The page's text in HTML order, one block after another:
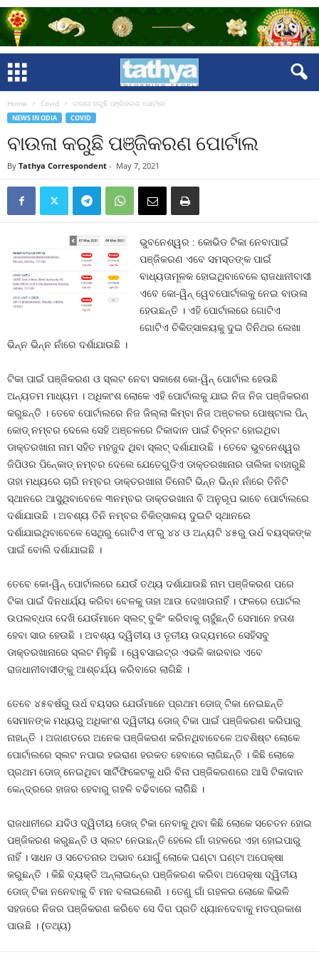
Home Covid ବାଉଳା କରୁଛି ପଞ୍ଜିକରଣ ପୋର୍ଟାଲ
NEWS IN ODIA COVID
ବାଉଳା କରୁଛି ପଞ୍ଜିକରଣ ପୋର୍ଟାଲ
By Tathya Correspondent - May 7, 2021
ଭୁବନେଶ୍ୱର : କୋଭିଡ ଟିକା ନେବାପାଇଁ
ପଞ୍ଜିକରଣ ଏବେ ସମସ୍ତଙ୍କ ପାଇଁ
ବାଧ୍ୟତାମୂଳକ ହୋଇଥିବାବେଳେ ରାଜଧାନୀବାସୀ
ଏବେ କୋ-ୱିନ୍‍ ୱେବପୋର୍ଟାଲକୁ ନେଇ ବାଉଳା
ହେଉଛନ୍ତି । ଏହି ପୋର୍ଟାଲରେ ଗୋଟିଏ
ଗୋଟିଏ ଚିକିତ୍ସାଳୟକୁ ଦୁଇ ତିନିଥର ଲେଖା
ଭିନ୍ନ ଭିନ୍ନ ନାଁରେ ଦର୍ଶାଯାଉଛି ।
ଟିକା ପାଇଁ ପଞ୍ଜିକରଣ ଓ ସ୍ଲଟ ନେବା ସକାଶେ କୋ-ୱିନ୍‍ ପୋର୍ଟାଲ ହେଉଛି
ଅନ୍ୟତମ ମାଧ୍ୟମ । ଅଧିକାଂଶ ଲୋକେ ଏହି ପୋର୍ଟାଲକୁ ଯାଇ ନିଜ ନିଜ ପଞ୍ଜିକରଣ
କରୁଛନ୍ତି । ତେବେ ପୋର୍ଟାଲରେ ନିଜ ଜିଲ୍ଲା କିମ୍ବା ନିଜ ଅଞ୍ଚଳର ପୋଷ୍ଟାଲ ପିନ୍‍
କୋଡ୍‍ ନମ୍ବର ଦେଲେ ସେହି ଅଞ୍ଚଳରେ ଟିକାଦାନ ପାଇଁ ଚିହ୍ନଟ ହୋଇଥିବା
ଡାକ୍ତରଖାନା ନାମ ସହିତ ମହଜୁଦ ଥିବା ସ୍ଲଟ୍‍ ଦର୍ଶାଯାଉଛି । ତେବେ ଭୁବନେଶ୍ୱର
ଜିପିଓର ପିନ୍‍କୋଡ୍‍ ନମ୍ବର ଦେଲେ ଯେତେଗୁଡିଏ ଡାକ୍ତରଖାନାର ତାଲିକା ବାହାରୁଛି
ତାହା ମଧ୍ୟରେ ଚାରି ନମ୍ବର ଡାକ୍ତରଖାନା ତିନୋଟି ଭିନ୍ନ ଭିନ୍ନ ନାଁରେ ତିନିଟି
ସ୍ଥାନରେ ଆସୁଥିବାବେଳେ ୩ନମ୍ବର ଡାକ୍ତରଖାନା ବି ଅନୁରୂପ ଭାବେ ପୋର୍ଟାଲରେ
ଦର୍ଶାଯାଉଛି । ଅବଶ୍ୟ ତିନି ନମ୍ବର ଚିକିତ୍ସାଳୟ ଦୁଇଟି ସ୍ଥାନରେ
ଦର୍ଶାଯାଇଥିବାବେଳେ ସେଥିରୁ ଗୋଟିଏ ୧୮ରୁ ୪୪ ଓ ଅନ୍ୟଟି ୪୫ରୁ ଉର୍ଧ ବୟସ୍କଙ୍କ
ପାଇଁ ବୋଲି ଦର୍ଶାଯାଇଛି ।
ତେବେ କୋ-ୱିନ୍‍ ପୋର୍ଟାଲରେ ଯେଉଁ ତଥ୍ୟ ଦର୍ଶାଯାଉଛି ନାମ ପଞ୍ଜିକରଣ ପରେ
ଟିକା ପାଇଁ ଦିନଧାର୍ଯ୍ୟ କରିବା ବେଳକୁ ତାହା ଆଉ ଦେଖାଉନାହିଁ । ଫଳରେ ପୋର୍ଟଲ
ଉପଲବ୍ଧତା ଦେଖି ଯେଉଁମାନେ ସ୍ଲଟ୍‍ ବୁକିଂ କରିବାକୁ ଚାହୁଁଛନ୍ତି ସେମାନେ ହତାଶ
ହେବା ସାର ହେଉଛି । ଅବଶ୍ୟ ଦ୍ୱିତୀୟ ଓ ତୃତୀୟ ଉଦ୍ୟମରେ ସେହିସବୁ
ଡାକ୍ତରଖାନାରେ ସ୍ଲଟ ମିଳୁଛି । ୱେବସାଇଟ୍‍ର ଏଭଳି କାରବାର ଏବେ
ରାଜଧାନୀବାସୀଙ୍କୁ ଆଶ୍ଚର୍ଯ୍ୟ କରିବାରେ ଲାଗିଛି ।
ତେବେ ୪୫ବର୍ଷରୁ ଉର୍ଧ ବୟସର ଯେଉଁମାନେ ପ୍ରଥମ ଡୋଜ୍‍ ଟିକା ନେଇଛନ୍ତି
ସେମାନଙ୍କ ମଧ୍ୟରୁ ଅଧିକାଂଶ ଦ୍ୱିତୀୟ ଡୋଜ୍‍ ଟିକା ପାଇଁ ପଞ୍ଜିକରଣ କରିପାରୁ
ନାହାନ୍ତି । ଅଜାଣତରେ ଅନେକ ପଞ୍ଜିକରଣ କରିନଥିବାବେଳେ ଅବଶିଷ୍ଟ ଲୋକେ
ପୋର୍ଟାଲରେ ସ୍ଲଟ ନପାଇ ହଇରାଣ ହରକତ ହେବାରେ ଲାଗିଛନ୍ତି । କିଛି ଲୋକେ
ପ୍ରଥମ ଡୋଜ୍‍ ନେଇଥିବା ସାର୍ଟିଫିକେଟକୁ ଧରି ବିନା ପଞ୍ଜିକରଣରେ ଆସି ଟିକାଦାନ
କେନ୍ଦ୍ରରେ ହାଜର ହେବାରୁ ଗହଳି ବଢିବାରେ ଲାଗିିଛି ।
ରାଜଧାନୀରେ ଯଦିଓ ଦ୍ୱିତୀୟ ଡୋଜ୍‍ ଟିକା ନେବାକୁ ଥିବା କିଛି ଲୋକେ ସଚେତନ ହୋଇ
ପଞ୍ଜିକରଣ କରୁଛନ୍ତି ଓ ସ୍ଲଟ ନେଉଛନ୍ତି ହେଲେ ଗାଁ ଗହଳରେ ଏହା ହୋଇପାରୁ
ନାହିଁ । ସାଧନ ଓ ସଚେତନାର ଅଭାବ ଯୋଗୁଁ ଲୋକେ ଘଣ୍ଟା ଘଣ୍ଟା ଅପେକ୍ଷା
କରୁଛନ୍ତି । କିଛି ବ୍ୟକ୍ତି ଅନ୍‍ଲାଇନ୍‍ରେ ପଞ୍ଜିକରଣ କରିବା ଅପେକ୍ଷା ଦ୍ୱିତୀୟ
ଡୋଜ୍‍ ଟିକା ନନେବାକୁ ବି ମନ ବଳାଇଲେଣି । ତେଣୁ ଗାଁ ଗହଳର ଲୋକେ କିଭଳି
ସହଜରେ ନିଜର ପଞ୍ଜିକରଣ କରିବେ ସେ ଦିଗ ପ୍ରତି ଧ୍ୟାନଦେବାକୁ ମତପ୍ରକାଶ
ପାଉଛି । (ତଥ୍ୟ)